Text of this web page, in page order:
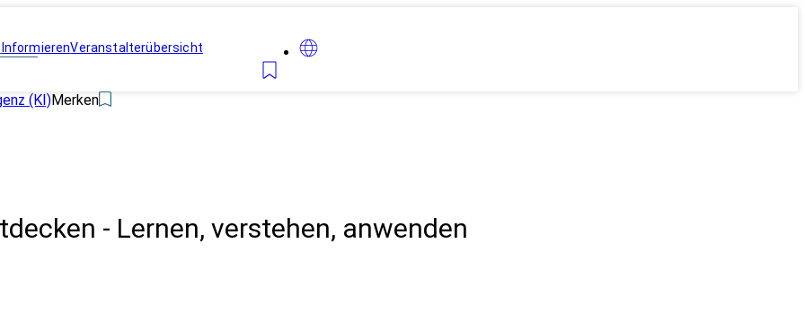
InformierenVeranstalterübersicht
(KI)Merken
- Lernen, verstehen, anwenden